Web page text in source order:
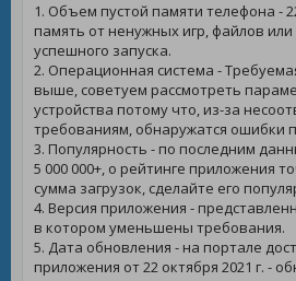
1. Объем пустой памяти телефона -
память от ненужных игр, файлов
успешного запуска.
2. Операционная система -
выше, советуем рассмотреть
устройства потому что, из-за
требованиям, обнаружатся ошибки
3. Популярность - по последним
5 000 000+, о рейтинге приложения
сумма загрузок, сделайте его
4. Версия приложения -
в котором уменьшены требования.
5. Дата обновления - на портале
приложения от 22 октября 2021 г. -